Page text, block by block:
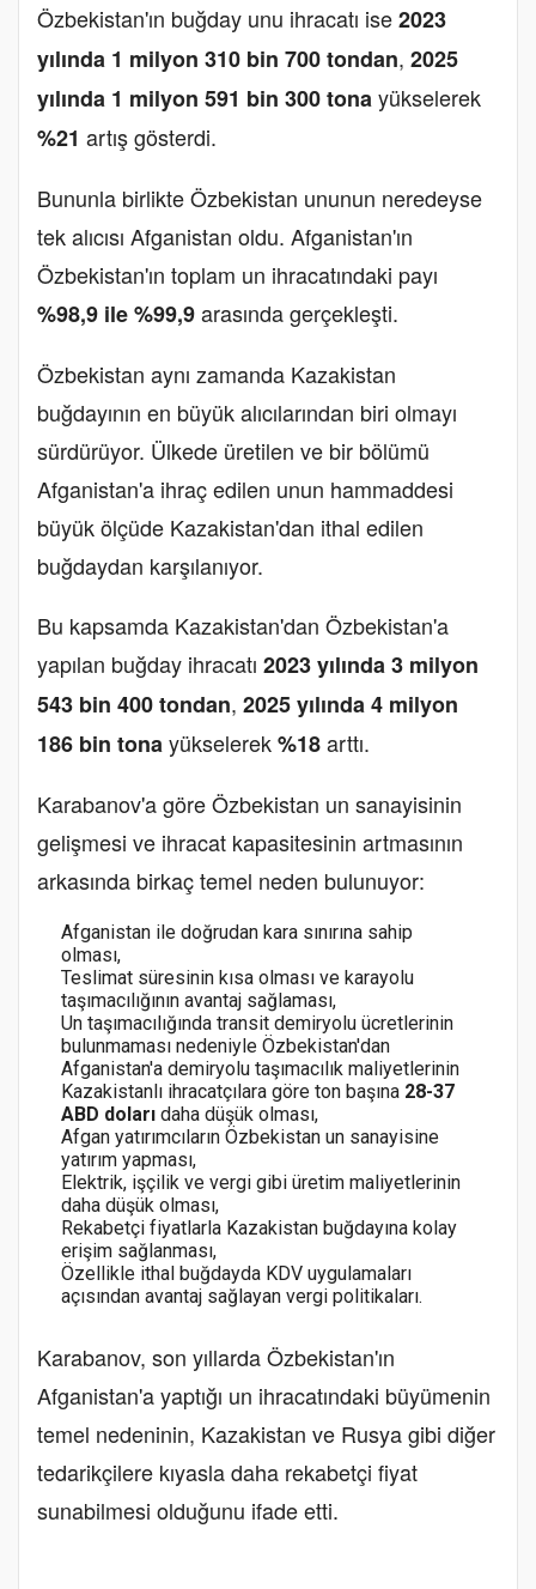
Özbekistan'ın buğday unu ihracatı ise2023
yılında 1 milyon 310 bin 700 tondan, 2025
yılında 1 milyon 591 bin 300 tonayükselerek
%21 artış gösterdi.
Bununla birlikte Özbekistan ununun neredeyse
tek alıcısı Afganistan oldu. Afganistan'ın
Özbekistan'ın toplam un ihracatındaki payı
%98,9 ile %99,9arasında gerçekleşti.
Özbekistan aynı zamanda Kazakistan
buğdayının en büyük alıcılarından biri olmayı
sürdürüyor. Ülkede üretilen ve bir bölümü
Afganistan'a ihraç edilen unun hammaddesi
büyük ölçüde Kazakistan'dan ithal edilen
buğdaydan karşılanıyor.
Bu kapsamda Kazakistan'dan Özbekistan'a
yapılan buğday ihracatı 2023 yılında 3 milyon
543 bin 400 tondan, 2025 yılında 4 milyon
186 bin tonayükselerek%18arttı.
Karabanov'a göre Özbekistan un sanayisinin
gelişmesi ve ihracat kapasitesinin artmasının
arkasında birkaç temel neden bulunuyor:
Afganistan ile doğrudan kara sınırına sahip
olması,
Teslimat süresinin kısa olması ve karayolu
taşımacılığının avantaj sağlaması,
Un taşımacılığında transit demiryolu ücretlerinin
bulunmaması nedeniyle Özbekistan'dan
Afganistan'a demiryolu taşımacılık maliyetlerinin
Kazakistanlı ihracatçılara göre ton başına 28-37
ABD doları daha düşük olması,
Afgan yatırımcıların Özbekistan un sanayisine
yatırım yapması,
Elektrik, işçilik ve vergi gibi üretim maliyetlerinin
daha düşük olması,
Rekabetçi fiyatlarla Kazakistan buğdayına kolay
erişim sağlanması,
Özellikle ithal buğdayda KDV uygulamaları
açısından avantaj sağlayan vergi politikaları.
Karabanov, son yıllarda Özbekistan'ın
Afganistan'a yaptığı un ihracatındaki büyümenin
temel nedeninin, Kazakistan ve Rusya gibi diğer
tedarikçilere kıyasla daha rekabetçi fiyat
sunabilmesi olduğunu ifade etti.